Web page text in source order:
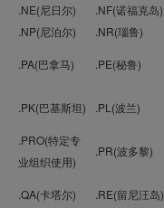
.NE(尼日尔)
.NF(诺福克岛)
.NP(尼泊尔)
.NR(瑙鲁)
.PA(巴拿马) .PE(秘鲁)
.PK(巴基斯坦) .PL(波兰)
.PRO(特定专
业组织使用)
.PR(波多黎)
.QA(卡塔尔) .RE(留尼汪岛)